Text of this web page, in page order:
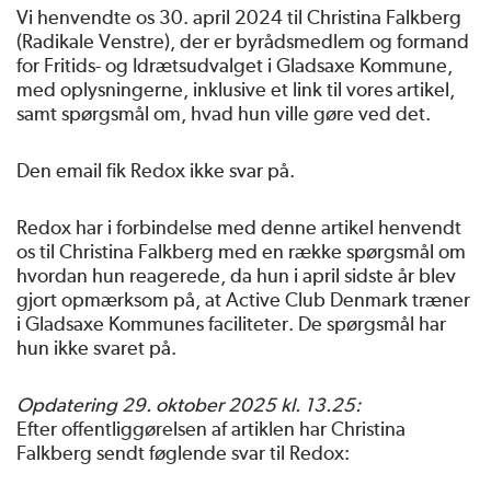
Vi henvendte os 30. april 2024 til Christina Falkberg
(Radikale Venstre), der er byrådsmedlem og formand
for Fritids- og Idrætsudvalget i Gladsaxe Kommune,
med oplysningerne, inklusive et link til vores artikel,
samt spørgsmål om, hvad hun ville gøre ved det.
Den email fik Redox ikke svar på.
Redox har i forbindelse med denne artikel henvendt
os til Christina Falkberg med en række spørgsmål om
hvordan hun reagerede, da hun i april sidste år blev
gjort opmærksom på, at Active Club Denmark træner
i Gladsaxe Kommunes faciliteter. De spørgsmål har
hun ikke svaret på.
Opdatering 29. oktober 2025 kl. 13.25:
Efter offentliggørelsen af artiklen har Christina
Falkberg sendt føglende svar til Redox: